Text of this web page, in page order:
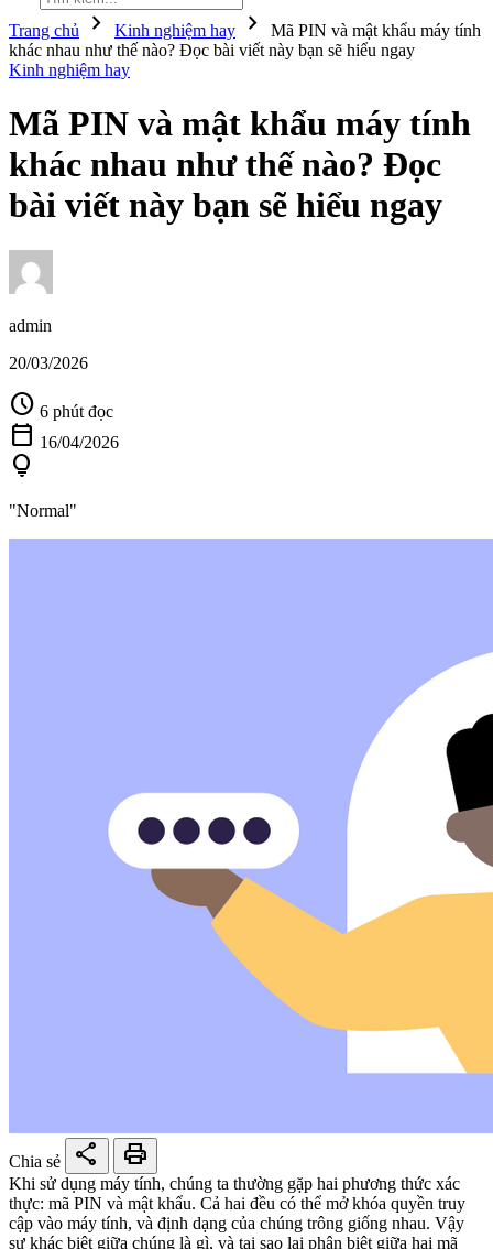
Trang chủ chevron_right Kinh nghiệm hay chevron_right
Mã PIN và mật khẩu máy tính
khác nhau như thế nào? Đọc bài viết này bạn sẽ hiểu ngay
Kinh nghiệm hay
Mã PIN và mật khẩu máy tính
khác nhau như thế nào? Đọc
bài viết này bạn sẽ hiểu ngay
admin
20/03/2026
schedule 6 phút đọc
calendar_today 16/04/2026
lightbulb
"Normal"
Chia sẻ share print
Khi sử dụng máy tính, chúng ta thường gặp hai phương thức xác
thực: mã PIN và mật khẩu. Cả hai đều có thể mở khóa quyền truy
cập vào máy tính, và định dạng của chúng trông giống nhau. Vậy
sự khác biệt giữa chúng là gì, và tại sao lại phân biệt giữa hai mã